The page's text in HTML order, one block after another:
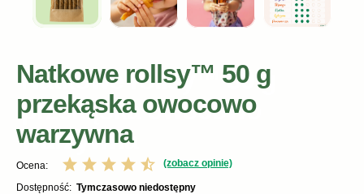
Natkowe rollsy™ 50 g
przekąska owocowo
warzywna
Ocena: (zobacz opinie)
Dostępność: tymczasowo niedostępny